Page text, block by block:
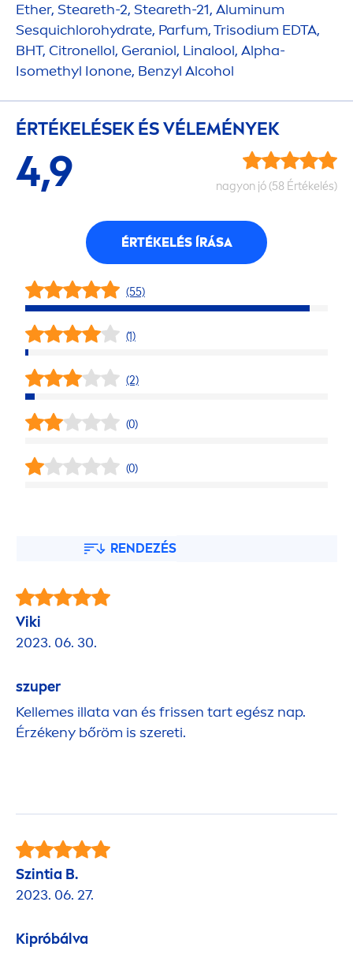
Ether, Steareth-2, Steareth-21, Aluminum
Sesquichlorohydrate, Parfum, Trisodium EDTA,
BHT, Citronellol, Geraniol, Linalool, Alpha-
Isomethyl Ionone, Benzyl Alcohol
ÉRTÉKELÉSEK ÉS VÉLEMÉNYEK
4,9 nagyon jó (58 Értékelés)
ÉRTÉKELÉS ÍRÁSA
(55)
(1)
(2)
(0)
(0)
RENDEZÉS
Viki
2023. 06. 30.
szuper
Kellemes illata van és frissen tart egész nap.
Érzékeny bőröm is szereti.
Szintia B.
2023. 06. 27.
Kipróbálva